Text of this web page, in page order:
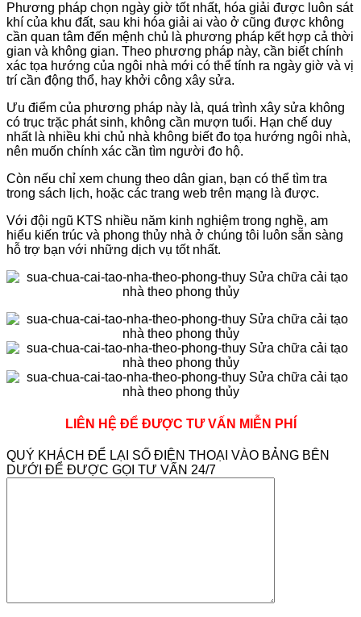
Phương pháp chọn ngày giờ tốt nhất, hóa giải được luôn sát
khí của khu đất, sau khi hóa giải ai vào ở cũng được không
cần quan tâm đến mệnh chủ là phương pháp kết hợp cả thời
gian và không gian. Theo phương pháp này, cần biết chính
xác tọa hướng của ngôi nhà mới có thể tính ra ngày giờ và vị
trí cần động thổ, hay khởi công xây sửa.
Ưu điểm của phương pháp này là, quá trình xây sửa không
có trục trặc phát sinh, không cần mượn tuổi. Hạn chế duy
nhất là nhiều khi chủ nhà không biết đo tọa hướng ngôi nhà,
nên muốn chính xác cần tìm người đo hộ.
Còn nếu chỉ xem chung theo dân gian, bạn có thể tìm tra
trong sách lịch, hoặc các trang web trên mạng là được.
Với đội ngũ KTS nhiều năm kinh nghiệm trong nghề, am
hiểu kiến trúc và phong thủy nhà ở chúng tôi luôn sẵn sàng
hỗ trợ bạn với những dịch vụ tốt nhất.
LIÊN HỆ ĐỂ ĐƯỢC TƯ VẤN MIỄN PHÍ
QUÝ KHÁCH ĐỂ LẠI SỐ ĐIỆN THOẠI VÀO BẢNG BÊN
DƯỚI ĐỂ ĐƯỢC GỌI TƯ VẤN 24/7